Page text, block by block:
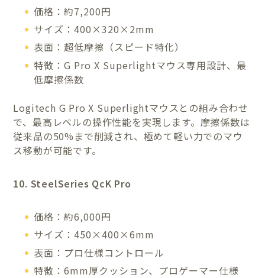
価格：約7,200円
サイズ：400×320×2mm
表面：超低摩擦（スピード特化）
特徴：G Pro X Superlightマウス専用設計、最
低摩擦係数
Logitech G Pro X Superlightマウスとの組み合わせ
で、最高レベルの操作性能を実現します。摩擦係数は
従来品の50%まで削減され、極めて軽い力でのマウ
ス移動が可能です。
10. SteelSeries QcK Pro
価格：約6,000円
サイズ：450×400×6mm
表面：プロ仕様コントロール
特徴：6mm厚クッション、プロゲーマー仕様